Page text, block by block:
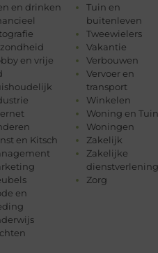
en drinken
en vrije
en Kitsch
en
Tuin en
buitenleven
Tweewielers
Vakantie
Verbouwen
Vervoer en
transport
Winkelen
Woning en Tuin
Woningen
Zakelijk
Zakelijke
dienstverlening
Zorg